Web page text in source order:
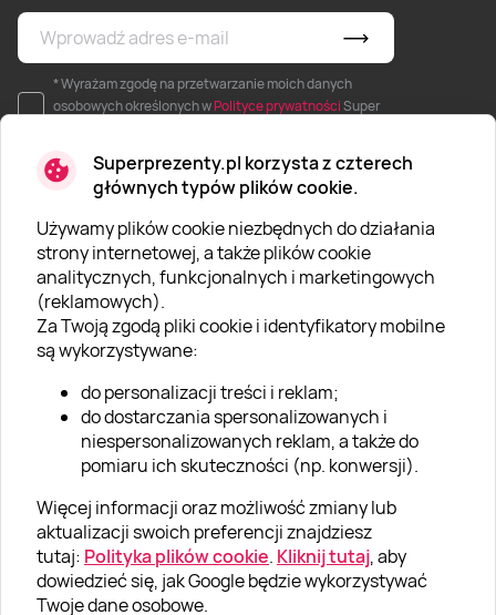
Superprezenty.pl korzysta z czterech
głównych typów plików cookie.
Używamy plików cookie niezbędnych do działania
strony internetowej, a także plików cookie
analitycznych, funkcjonalnych i marketingowych
(reklamowych).
Za Twoją zgodą pliki cookie i identyfikatory mobilne
są wykorzystywane:
do personalizacji treści i reklam;
do dostarczania spersonalizowanych i
niespersonalizowanych reklam, a także do
pomiaru ich skuteczności (np. konwersji).
Więcej informacji oraz możliwość zmiany lub
aktualizacji swoich preferencji znajdziesz
tutaj: Polityka plików cookie. Kliknij tutaj, aby
dowiedzieć się, jak Google będzie wykorzystywać
Twoje dane osobowe.
* Wyrażam zgodę na przetwarzanie moich danych
osobowych określonych wPolityce prywatnościSuper
O SUPERPREZENTY
O Super Prezentach
Kariera
Klub Lojalnościowy
Dodaj recenzję
Informacje